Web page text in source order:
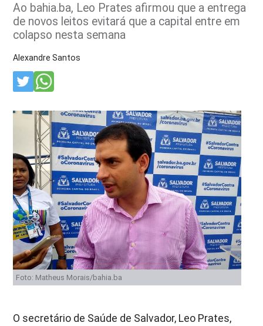
Ao bahia.ba, Leo Prates afirmou que a entrega
de novos leitos evitará que a capital entre em
colapso nesta semana
Alexandre Santos
Foto: Matheus Morais/bahia.ba
O secretário de Saúde de Salvador, Leo Prates,